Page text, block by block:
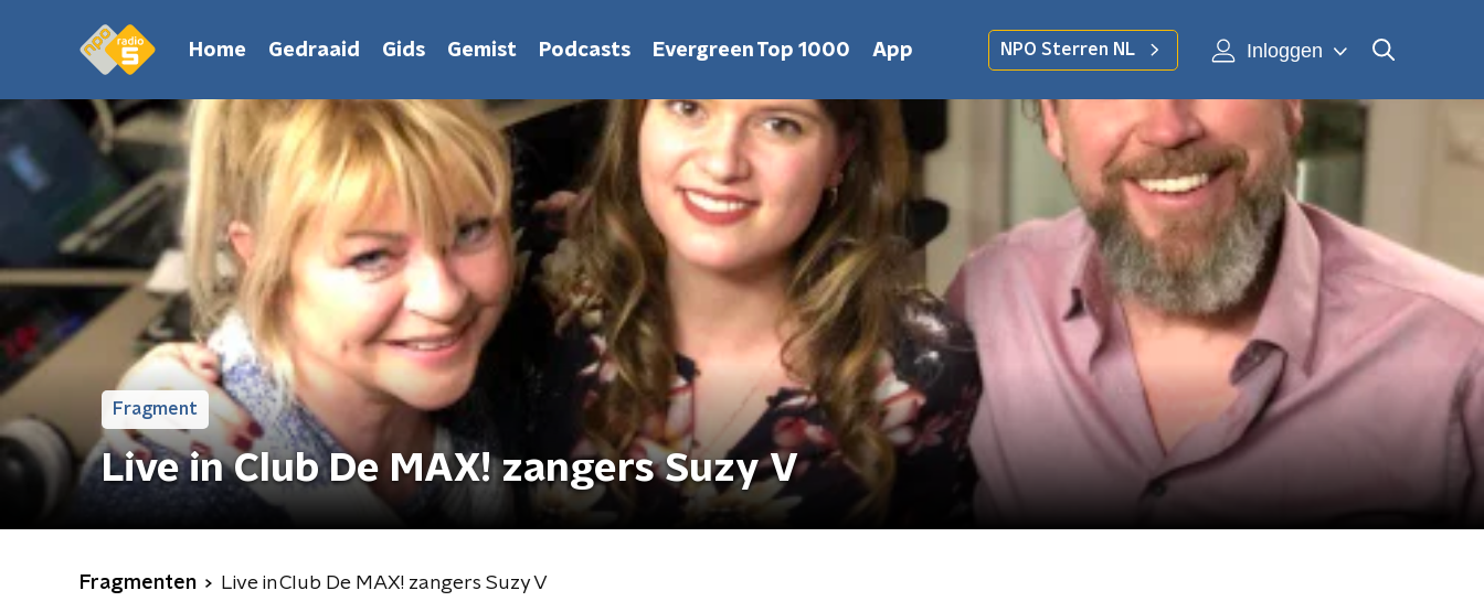
Home Gedraaid Gids Gemist Podcasts Evergreen Top 1000 App NPO Sterren NL Inloggen
Fragment
Live in Club De MAX! zangers Suzy V
Fragmenten Live in Club De MAX! zangers Suzy V